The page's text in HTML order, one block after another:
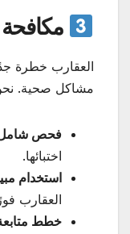
العقارب خطرة
مشاكل صحية.
فحص شامل
اختبائها.
استخدام
العقارب
خطط